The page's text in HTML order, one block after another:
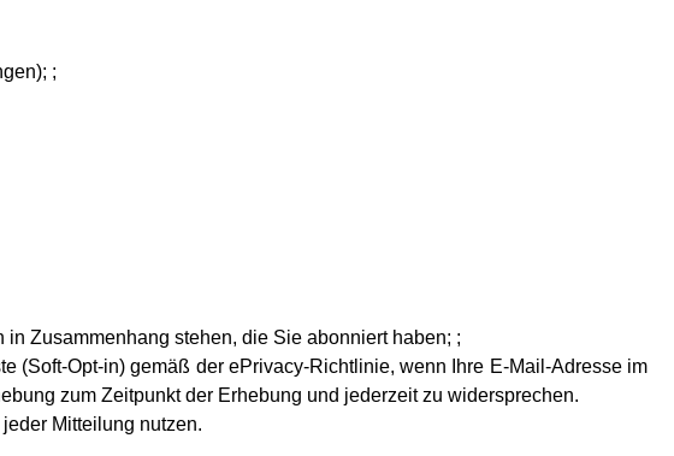
;
Zusammenhang stehen, die Sie abonniert haben; ;
(Soft-Opt-in) gemäß der ePrivacy-Richtlinie, wenn Ihre E-Mail-Adresse im
zum Zeitpunkt der Erhebung und jederzeit zu widersprechen.
Mitteilung nutzen.